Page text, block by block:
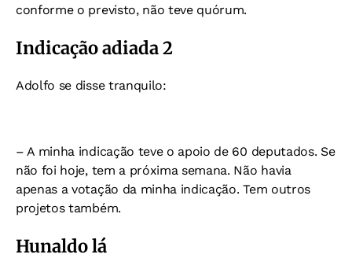
conforme o previsto, não teve quórum.
Indicação adiada 2
Adolfo se disse tranquilo:
– A minha indicação teve o apoio de 60 deputados. Se
não foi hoje, tem a próxima semana. Não havia
apenas a votação da minha indicação. Tem outros
projetos também.
Hunaldo lá